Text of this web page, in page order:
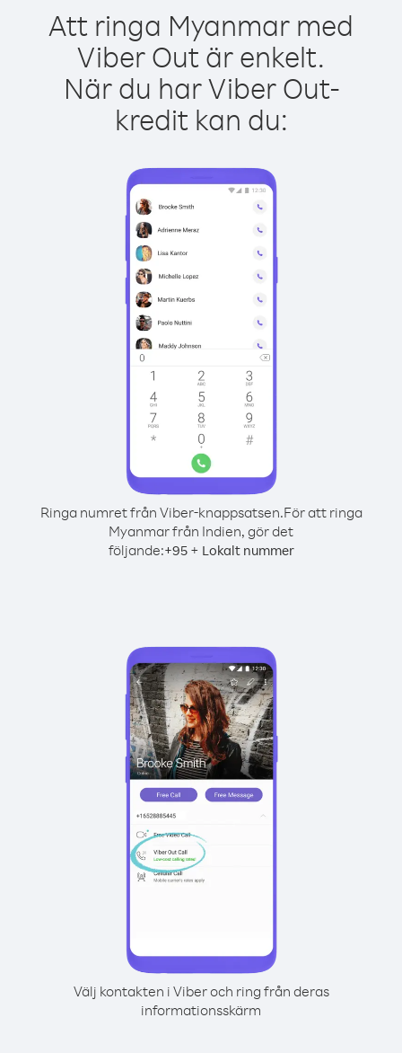
Att ringa Myanmar med
Viber Out är enkelt.
När du har Viber Out-
kredit kan du:
Ringa numret från Viber-knappsatsen.För att ringa
Myanmar från Indien, gör det
följande:+95+ Lokalt nummer
Välj kontakten i Viber och ring från deras
informationsskärm